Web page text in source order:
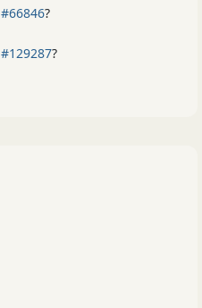
#66846?
#129287?